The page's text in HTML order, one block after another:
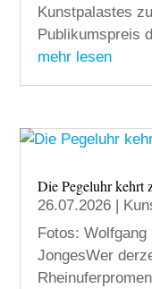
Kunstpalastes
Publikumspreis
mehr lesen
Die Pegeluhr kehrt
26.07.2026 |
Fotos:
JongesWer